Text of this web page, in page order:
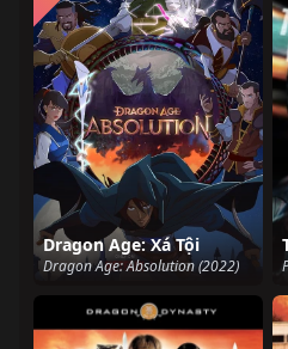
Dragon Age: Xá Tội
Dragon Age: Absolution (2022)